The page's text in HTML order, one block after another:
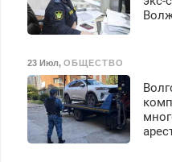
23 Июл, ОБЩЕСТВО